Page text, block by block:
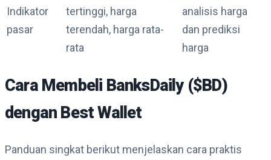
Indikator
pasar
tertinggi, harga
terendah, harga rata-
rata
analisis harga
dan prediksi
harga
Cara Membeli BanksDaily ($BD)
dengan Best Wallet
Panduan singkat berikut menjelaskan cara praktis